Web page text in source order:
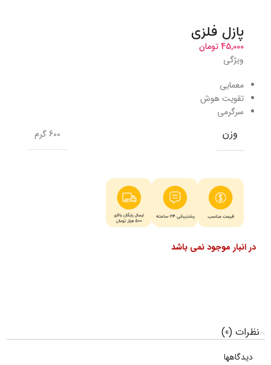
پازل فلزی
45,000تومان
ویژگی
معمایی
تقویت هوش
سرگرمی
وزن 600 گرم
در انبار موجود نمی باشد
نظرات (0)
دیدگاهها